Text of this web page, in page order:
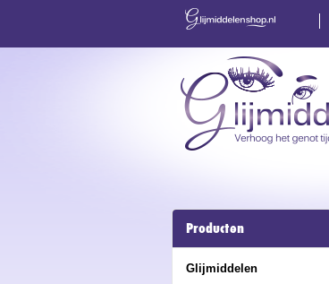
Producten
Glijmiddelen